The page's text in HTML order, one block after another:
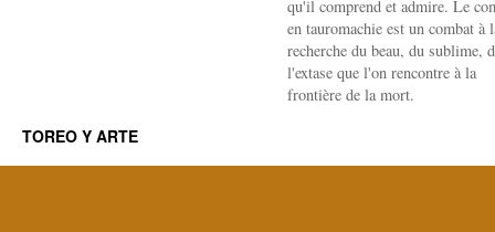
qu'il comprend et admire. Le
en tauromachie est un combat à
recherche du beau, du sublime,
l'extase que l'on rencontre à la
frontière de la mort.
TOREO Y ARTE